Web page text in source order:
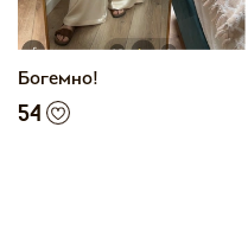
Богемно!
54